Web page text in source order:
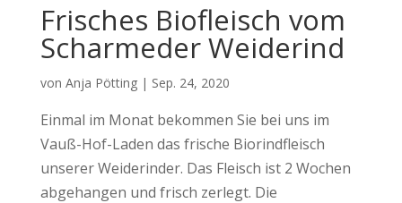
Frisches Biofleisch vom
Scharmeder Weiderind
von Anja Pötting| Sep. 24, 2020
Einmal im Monat bekommen Sie bei uns im
Vauß-Hof-Laden das frische Biorindfleisch
unserer Weiderinder. Das Fleisch ist 2 Wochen
abgehangen und frisch zerlegt. Die